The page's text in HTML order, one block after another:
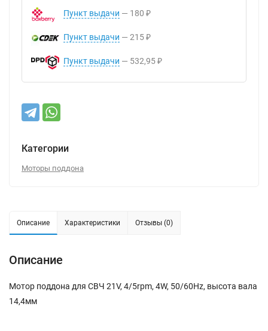
Пункт выдачи 180 ₽
Пункт выдачи 215 ₽
Пункт выдачи 532,95 ₽
Категории
Моторы поддона
Описание Характеристики Отзывы (0)
Описание
Мотор поддона для СВЧ 21V, 4/5rpm, 4W, 50/60Hz, высота вала
14,4мм